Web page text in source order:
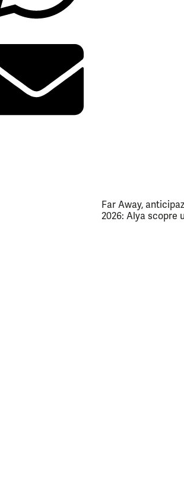
Far Away,
2026: Alya scopre